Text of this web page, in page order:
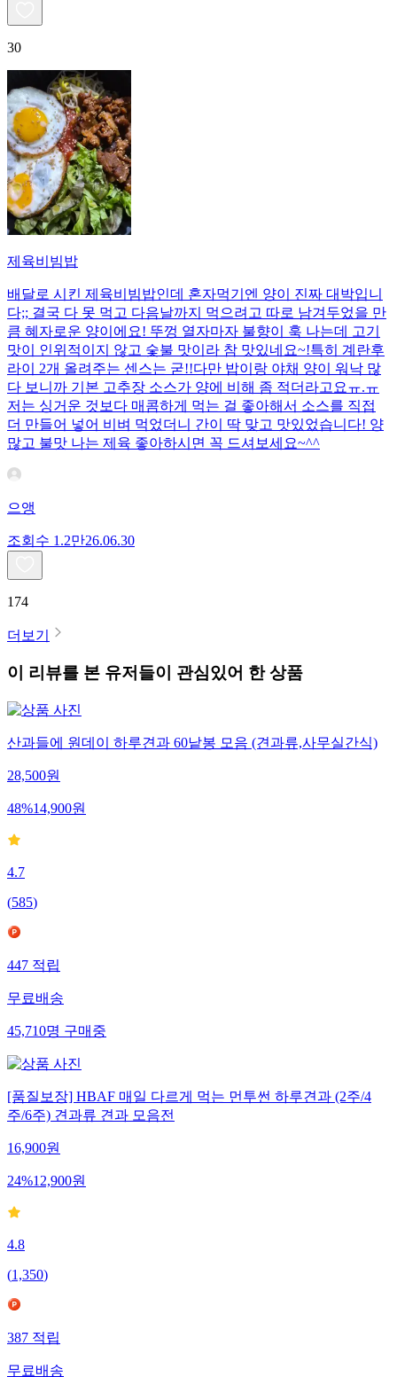
30
제육비빔밥
배달로 시킨 제육비빔밥인데 혼자먹기엔 양이 진짜 대박입니
다;; 결국 다 못 먹고 다음날까지 먹으려고 따로 남겨두었을 만
큼 혜자로운 양이에요! 뚜껑 열자마자 불향이 훅 나는데 고기
맛이 인위적이지 않고 숯불 맛이라 참 맛있네요~!특히 계란후
라이 2개 올려주는 센스는 굳!! ​다만 밥이랑 야채 양이 워낙 많
다 보니까 기본 고추장 소스가 양에 비해 좀 적더라고요ㅠ.ㅠ
저는 싱거운 것보다 매콤하게 먹는 걸 좋아해서 소스를 직접
더 만들어 넣어 비벼 먹었더니 간이 딱 맞고 맛있었습니다! 양
많고 불맛 나는 제육 좋아하시면 꼭 드셔보세요~^^
으앵
조회수 1.2만26.06.30
174
더보기
이 리뷰를 본 유저들이 관심있어 한 상품
산과들에 원데이 하루견과 60낱봉 모음 (견과류,사무실간식)
28,500원
48%14,900원
4.7
(585)
447 적립
무료배송
45,710명 구매중
[품질보장] HBAF 매일 다르게 먹는 먼투썬 하루견과 (2주/4
주/6주) 견과류 견과 모음전
16,900원
24%12,900원
4.8
(1,350)
387 적립
무료배송